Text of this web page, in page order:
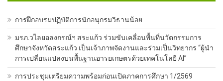
การฝึกอบรมปฏิบัติการนักอนุกรมวิธานน้อย
มรภ.วไลยอลงกรณ์ฯ สระแก้ว ร่วมขับเคลื่อนพื้นที่นวัตกรรมการ
ศึกษาจังหวัดสระแก้ว เป็นเจ้าภาพจัดงานและร่วมเป็นวิทยากร “ผู้นำ
การเปลี่ยนแปลงบนพื้นฐานอารยเกษตรด้วยเทคโนโลยี AI”
การประชุมเตรียมความพร้อมก่อนเปิดภาคการศึกษา 1/2569